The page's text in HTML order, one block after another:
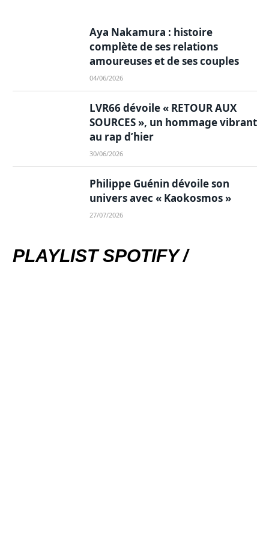
Aya Nakamura : histoire
complète de ses relations
amoureuses et de ses couples
04/06/2026
LVR66 dévoile « RETOUR AUX
SOURCES », un hommage vibrant
au rap d’hier
30/06/2026
Philippe Guénin dévoile son
univers avec « Kaokosmos »
27/07/2026
PLAYLIST SPOTIFY /